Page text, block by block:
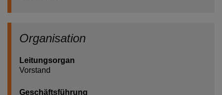
Organisation
Leitungsorgan
Vorstand
Geschäftsführung